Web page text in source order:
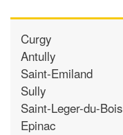
Curgy
Antully
Saint-Emiland
Sully
Saint-Leger-du-Bois
Epinac